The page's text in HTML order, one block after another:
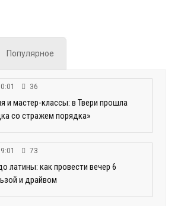
Популярное
36
и мастер-классы: в Твери прошла
со стражем порядка»
73
латины: как провести вечер 6
и драйвом